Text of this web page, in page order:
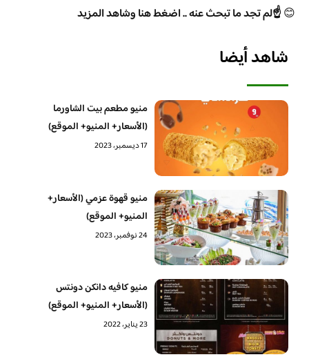
😊☝️لم تجد ما تبحث عنه .. اضغط هنا وشاهد المزيد
شاهد أيضا
منيو مطعم بيت الشاورما
(الأسعار+ المنيو+ الموقع)
17 ديسمبر، 2023
منيو قهوة عزمي (الأسعار+
المنيو+ الموقع)
24 نوفمبر، 2023
منيو كافيه دانكن دونتس
(الأسعار+ المنيو+ الموقع)
23 يناير، 2022